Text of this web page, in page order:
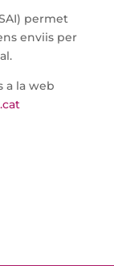
permet
enviis per
a la web